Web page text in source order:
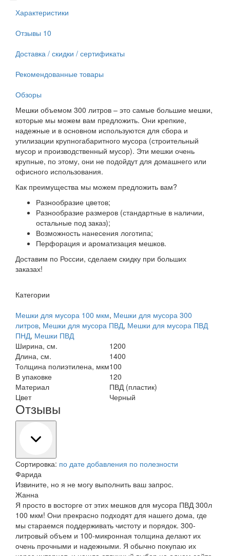
Характеристики
Отзывы 10
Доставка / скидки / сертификаты
Рекомендованные товары
Обзоры
Мешки объемом 300 литров – это самые большие мешки,
которые мы можем вам предложить. Они крепкие,
надежные и в основном используются для сбора и
утилизации крупногабаритного мусора (строительный
мусор и производственный мусор). Эти мешки очень
крупные, по этому, они не подойдут для домашнего или
офисного использования.
Как преимущества мы можем предложить вам?
Разнообразие цветов;
Разнообразие размеров (стандартные в наличии,
остальные под заказ);
Возможность нанесения логотипа;
Перфорация и ароматизация мешков.
Доставим по России, сделаем скидку при больших
заказах!
Категории
Мешки для мусора 100 мкм, Мешки для мусора 300
литров, Мешки для мусора ПВД, Мешки для мусора ПВД
ПНД, Мешки ПВД
Ширина, см.
1200
Длина, см.
1400
Толщина полиэтилена, мкм100
В упаковке
120
Материал
ПВД (пластик)
Цвет
Черный
Отзывы
Сортировка: по дате добавления по полезности
Фарида
Извините, но я не могу выполнить ваш запрос.
Жанна
Я просто в восторге от этих мешков для мусора ПВД 300л
100 мкм! Они прекрасно подходят для нашего дома, где
мы стараемся поддерживать чистоту и порядок. 300-
литровый объем и 100-микронная толщина делают их
очень прочными и надежными. Я обычно покупаю их